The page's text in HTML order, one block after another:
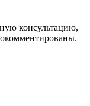
консультацию,